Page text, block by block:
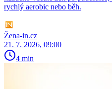
rychlý aerobic nebo běh.
Žena-in.cz
21. 7. 2026, 09:00
4 min